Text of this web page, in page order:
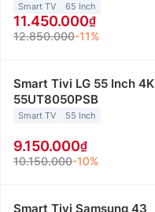
Smart TV 65 Inch
11.450.000
12.850.000-11%
Smart Tivi LG 55 Inch 4K
55UT8050PSB
Smart TV 55 Inch
9.150.000
10.150.000-10%
Smart Tivi Samsung 43